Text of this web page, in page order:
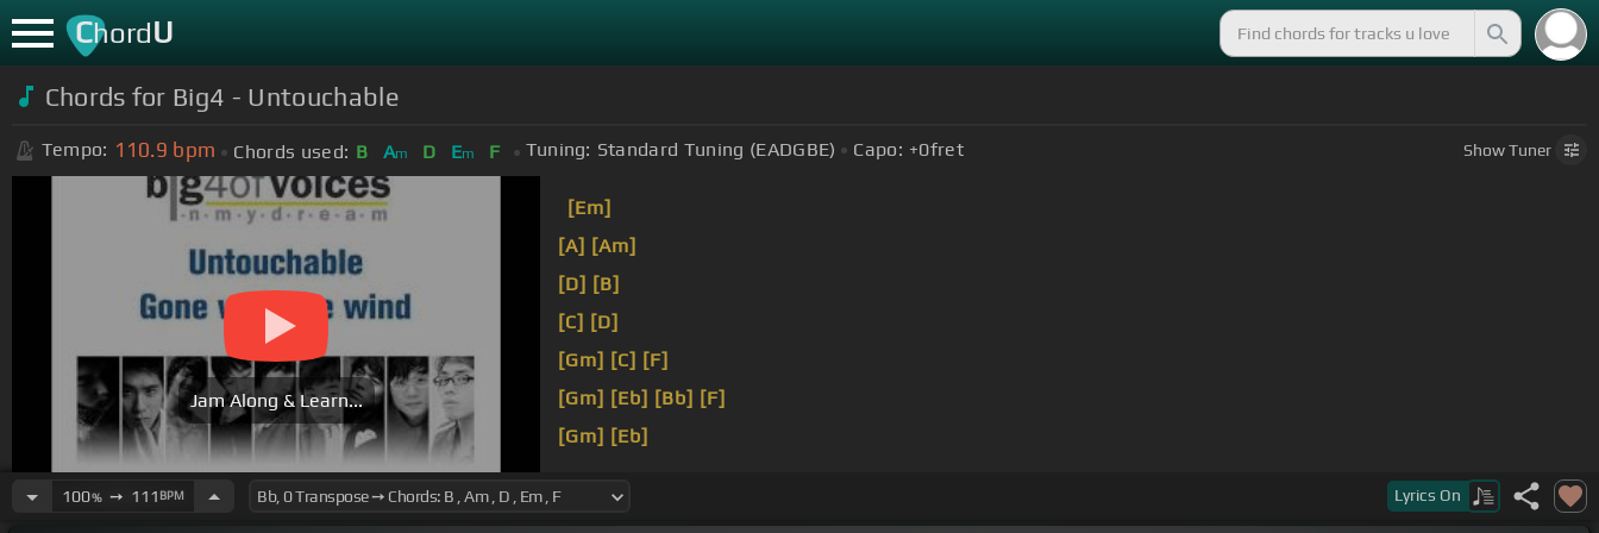
ChordU
Chords for Big4 - Untouchable
Tempo: 110.9 bpm Chords used: B Am D Em F Tuning: Standard Tuning (EADGBE) Capo: +0fret ShowTuner
Jam Along & Learn...
[Em]
[A] [Am]
[D] [B]
[C] [D]
[Gm] [C] [F]
[Gm] [Eb] [Bb] [F]
[Gm] [Eb]
100%➙ 111 BPM Lyrics On